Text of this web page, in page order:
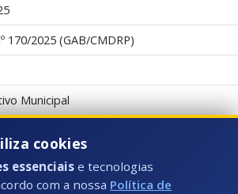
170/2025 (GAB/CMDRP)
Municipal
pdf Documento: Download
cookies
essenciais e tecnologias
com a nossa Política de